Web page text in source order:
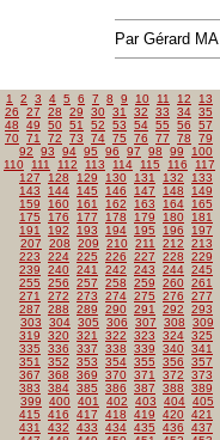
Par Gérard
1 2 3 4 5 6 7 8 9 10 11 12
13
26
27 28 29 30 31 32 33 34 35
48
49 50 51 52 53 54 55 56
57
70 71 72 73 74 75 76 77 78
79
92
93 94 95 96 97 98 99
100
110
111 112 113 114 115 116
117
127
128 129 130 131 132
133
143
144 145 146 147 148
149
159
160 161 162 163 164
165
175
176 177 178 179 180
181
191
192 193 194 195 196
197
207
208 209 210 211 212
213
223
224 225 226 227 228
229
239
240 241 242 243 244 245
255
256 257 258 259 260 261
271
272 273 274 275 276
277
287
288 289 290 291 292
293
303
304 305 306 307 308
309
319
320 321 322 323 324 325
335
336 337 338 339 340 341
351
352 353 354 355 356
357
367
368 369 370 371 372
373
383
384 385 386 387 388
389
399
400 401 402 403 404 405
415
416 417 418 419 420 421
431
432 433 434 435 436
437